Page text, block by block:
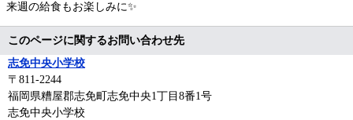
来週の給食もお楽しみに✨
このページに関するお問い合わせ先
志免中央小学校
〒811-2244
福岡県糟屋郡志免町志免中央1丁目8番1号
志免中央小学校